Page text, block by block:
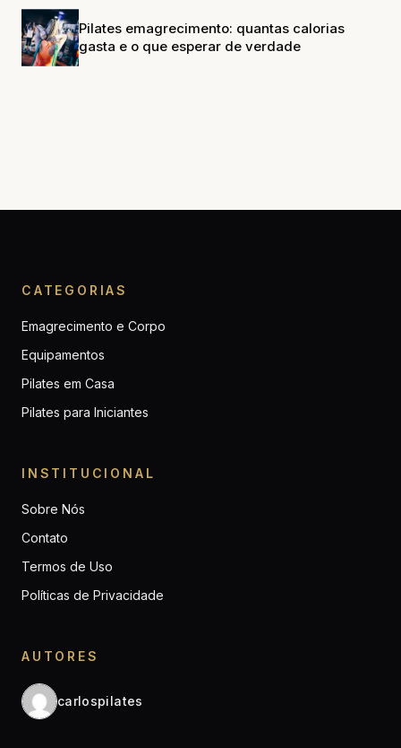
Pilates emagrecimento: quantas calorias
gasta e o que esperar de verdade
CATEGORIAS
Emagrecimento e Corpo
Equipamentos
Pilates em Casa
Pilates para Iniciantes
INSTITUCIONAL
Sobre Nós
Contato
Termos de Uso
Políticas de Privacidade
AUTORES
carlospilates